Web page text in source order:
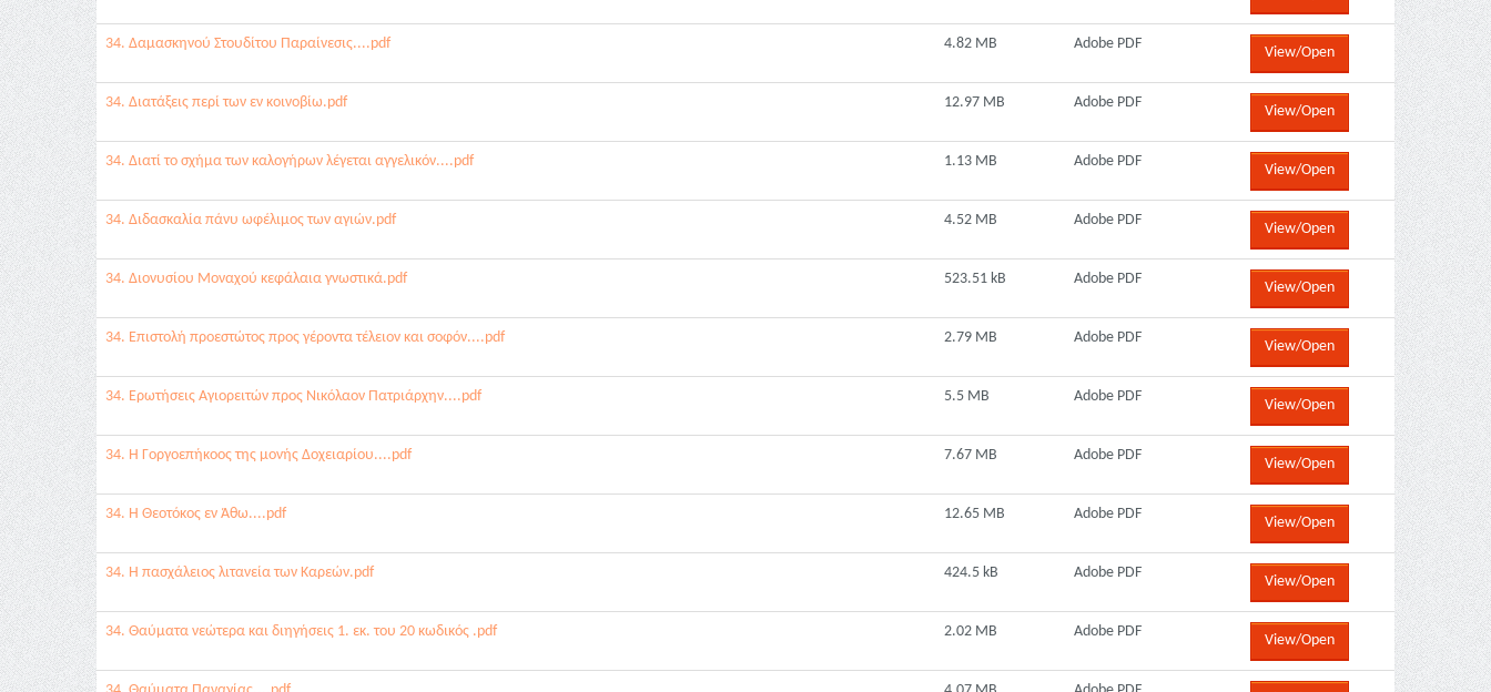
34. Δαμασκηνού Στουδίτου Παραίνεσις....pdf 4.82 MB Adobe PDF
View/Open
34. Διατάξεις περί των εν κοινοβίω.pdf 12.97 MB Adobe PDF
View/Open
34. Διατί το σχήμα των καλογήρων λέγεται αγγελικόν....pdf 1.13 MB Adobe PDF
View/Open
34. Διδασκαλία πάνυ ωφέλιμος των αγιών.pdf 4.52 MB Adobe PDF
View/Open
34. Διονυσίου Μοναχού κεφάλαια γνωστικά.pdf 523.51 kB Adobe PDF
View/Open
34. Επιστολή προεστώτος προς γέροντα τέλειον και σοφόν....pdf 2.79 MB Adobe PDF
View/Open
34. Ερωτήσεις Αγιορειτών προς Νικόλαον Πατριάρχην....pdf 5.5 MB Adobe PDF
View/Open
34. Η Γοργοεπήκοος της μονής Δοχειαρίου....pdf 7.67 MB Adobe PDF
View/Open
34. Η Θεοτόκος εν Άθω....pdf 12.65 MB Adobe PDF
View/Open
34. Η πασχάλειος λιτανεία των Καρεών.pdf 424.5 kB Adobe PDF
View/Open
34. Θαύματα νεώτερα και διηγήσεις 1. εκ. του 20 κωδικός .pdf 2.02 MB Adobe PDF
View/Open